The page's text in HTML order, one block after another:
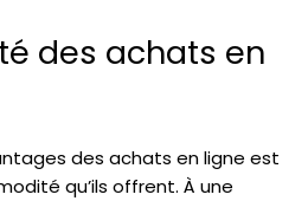
des achats en
des achats en ligne est
qu’ils offrent. À une